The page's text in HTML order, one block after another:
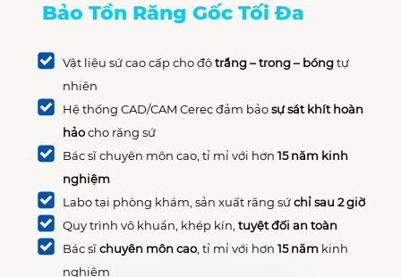
Bảo Tồn Răng Gốc Tối Đa
Vật liệu sứ cao cấp cho độtrắng – trong – bóngtự
nhiên
Hệ thống CAD/CAM Cerec đảm bảosự sát khít hoàn
hảocho răng sứ
Bác sĩ chuyên môn cao, tỉ mỉ với hơn15 năm kinh
nghiệm
Labo tại phòng khám, sản xuất răng sứchỉ sau 2 giờ
Quy trình vô khuẩn, khép kín,tuyệt đối an toàn
Bác sĩchuyên môn cao , tỉ mỉ với hơn 15 năm kinh
nghiệm